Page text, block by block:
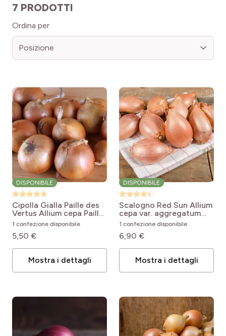
Taille du légume
Gros
Moyen
7 PRODOTTI
Ordina per
DISPONIBILE
Cipolla Gialla Paille des
Vertus Allium cepa Paille
des Vertus
1 confezione disponibile
5,50 €
Mostra i dettagli
DISPONIBILE
Scalogno Red Sun Allium
cepa var. aggregatum
Red Sun
1 confezione disponibile
6,90 €
Mostra i dettagli